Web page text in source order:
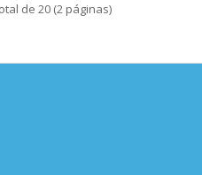
de 20 (2 páginas)